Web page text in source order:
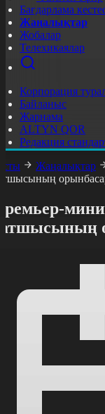
Бағдарлама
Жаңалықтар
Жобалар
Телехикаялар
Корпорация
Байланыс
Жарнама
ALTYN QOR
Редакция
Жаңалықтар